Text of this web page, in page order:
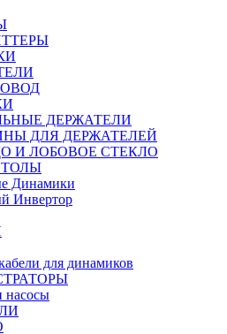
ДЕРЖАТЕЛИ
ДЛЯ ДЕРЖАТЕЛЕЙ
И ЛОБОВОЕ СТЕКЛО
Динамики
Инвертор
для динамиков
насосы